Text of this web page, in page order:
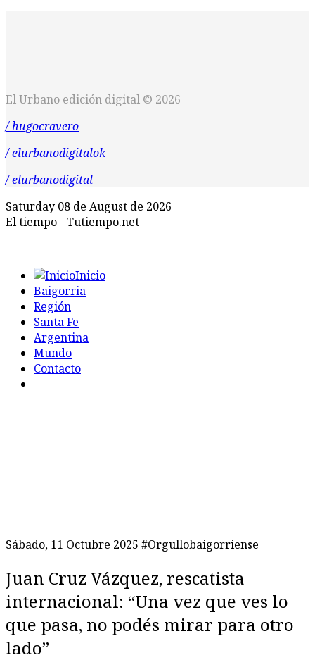
El Urbano edición digital © 2026
/ hugocravero
/ elurbanodigitalok
/ elurbanodigital
Saturday 08 de August de 2026
El tiempo - Tutiempo.net
Inicio
Baigorria
Región
Santa Fe
Argentina
Mundo
Contacto
Sábado, 11 Octubre 2025 #Orgullobaigorriense
Juan Cruz Vázquez, rescatista
internacional: “Una vez que ves lo
que pasa, no podés mirar para otro
lado”